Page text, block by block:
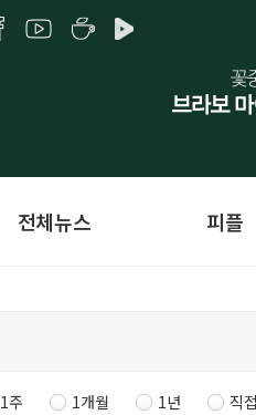
전체뉴스 피플
1주 1개월 1년 직